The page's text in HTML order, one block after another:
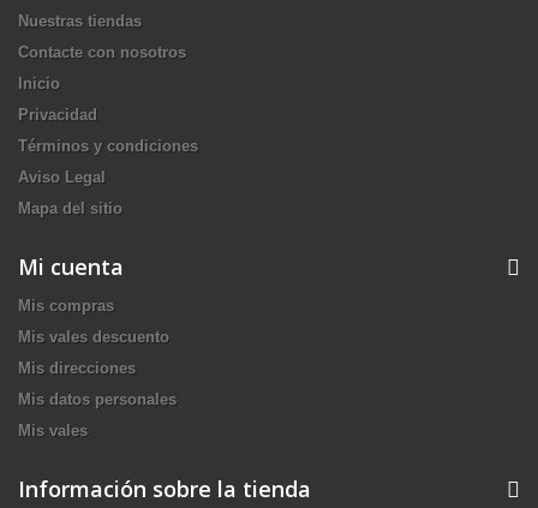
Nuestras tiendas
Contacte con nosotros
Inicio
Privacidad
Términos y condiciones
Aviso Legal
Mapa del sitio
Mi cuenta
Mis compras
Mis vales descuento
Mis direcciones
Mis datos personales
Mis vales
Información sobre la tienda